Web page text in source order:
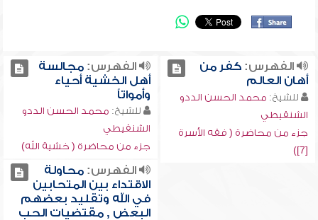
الفهرس:كفر من
أهان العالم
للشيخ: محمد الحسن الددو
الشنقيطي
جزء من محاضرة ( فقه الأسرة
[7])
الفهرس:مجالسة
أهل الخشية أحياء
وأمواتاً
للشيخ: محمد الحسن الددو
الشنقيطي
جزء من محاضرة ( خشية الله)
الفهرس:محاولة
الاقتداء بين المتحابين
في الله وتقليد بعضهم
البعض , مقتضيات الحب